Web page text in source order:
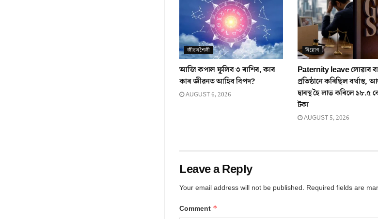
জীৱনশৈলী
আজি কপাল ফুলিব ৩ ৰাশিৰ, কাৰ
কাৰ জীৱনত আহিব বিপদ?
AUGUST 6, 2026
নিয়োগ
Paternity leave লোৱাৰ
প্ৰতিষ্ঠানে কৰিছিল বৰ্খাস্ত,
দ্বাৰস্থ হৈ লাভ কৰিলে ১৮.৫
টকা
AUGUST 5, 2026
Leave a Reply
Your email address will not be published. Required fields are
Comment *